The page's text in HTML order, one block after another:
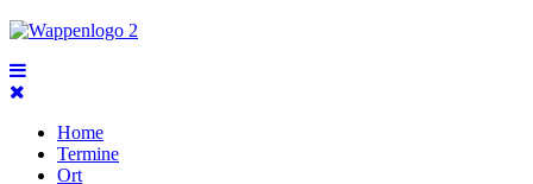
Home
Termine
Ort